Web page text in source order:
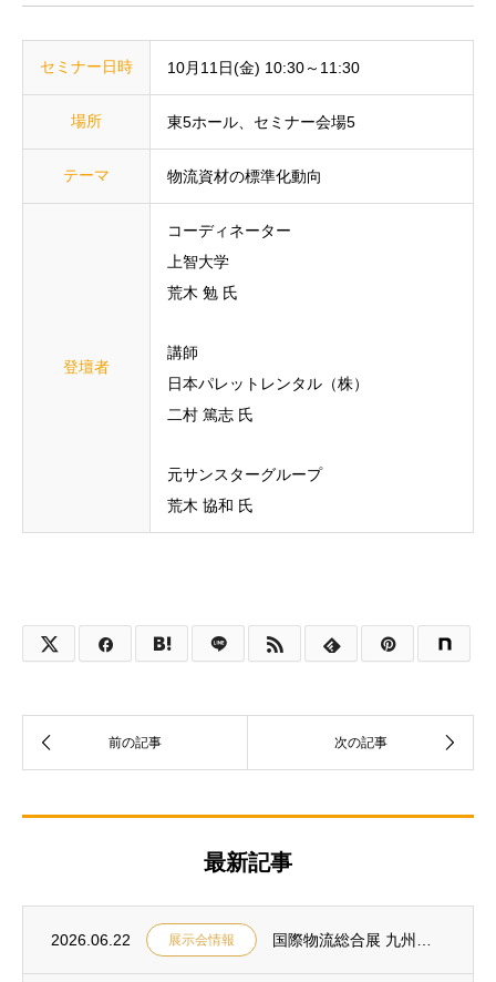
セミナー日時 10月11日(金) 10:30～11:30
場所 東5ホール、セミナー会場5
テーマ 物流資材の標準化動向
登壇者
コーディネーター
上智大学
荒木 勉 氏
講師
日本パレットレンタル（株）
二村 篤志 氏
元サンスターグループ
荒木 協和 氏
最新記事
2026.06.22 展示会情報